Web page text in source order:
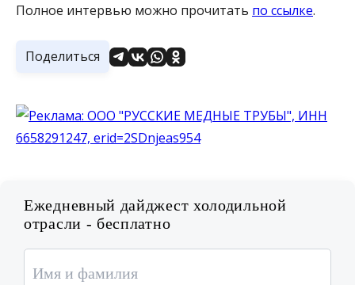
Полное интервью можно прочитать по ссылке.
Поделиться
Ежедневный дайджест холодильной
отрасли - бесплатно